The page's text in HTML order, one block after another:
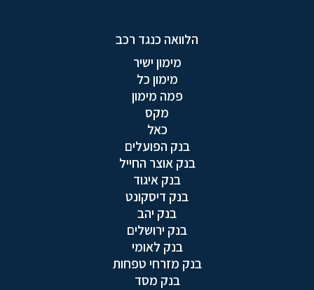
הלוואה כנגד רכב
מימון ישיר
מימון כל
פמה מימון
מקס
כאל
בנק הפועלים
בנק אוצר החייל
בנק איגוד
בנק דיסקונט
בנק יהב
בנק ירושלים
בנק לאומי
בנק מזרחי טפחות
בנק מסד